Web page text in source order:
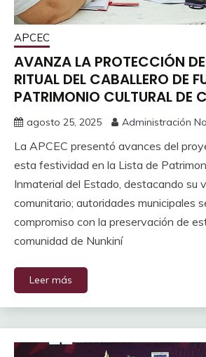
APCEC
AVANZA LA PROTECCIÓN
RITUAL DEL CABALLERO DE
PATRIMONIO CULTURAL DE
agosto 25, 2025 Administración
La APCEC presentó avances del
esta festividad en la Lista de
Inmaterial del Estado, destacando su
comunitario; autoridades municipales
compromiso con la preservación de
comunidad de Nunkiní
Leer más